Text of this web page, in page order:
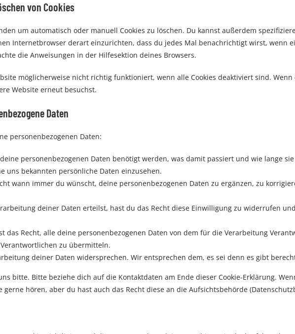
von Cookies
um automatisch oder manuell Cookies zu löschen. Du kannst außerdem
Internetbrowser derart einzurichten, dass du jedes Mal benachrichtigt wirst, wenn
die Anweisungen in der Hilfesektion deines Browsers.
möglicherweise nicht richtig funktioniert, wenn alle Cookies deaktiviert sind.
Website erneut besuchst.
Daten
personenbezogenen Daten:
personenbezogenen Daten benötigt werden, was damit passiert und wie lange
uns bekannten persönliche Daten einzusehen.
wann immer du wünscht, deine personenbezogenen Daten zu ergänzen, zu
deiner Daten erteilst, hast du das Recht diese Einwilligung zu widerrufen
das Recht, alle deine personenbezogenen Daten von dem für die Verarbeitung
zu übermitteln.
deiner Daten widersprechen. Wir entsprechen dem, es sei denn es gibt
bitte. Bitte beziehe dich auf die Kontaktdaten am Ende dieser Cookie-Erklärung.
hören, aber du hast auch das Recht diese an die Aufsichtsbehörde